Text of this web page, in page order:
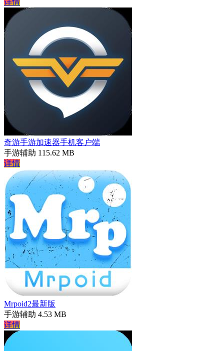
详情
奇游手游加速器手机客户端
手游辅助 115.62 MB
详情
Mrpoid2最新版
手游辅助 4.53 MB
详情